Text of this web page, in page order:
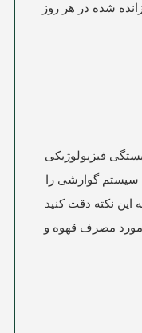
شده در هر روز
فیزیولوژیکی
سیستم گوارشی را
این نکته دقت کنید
مورد مصرف قهوه و